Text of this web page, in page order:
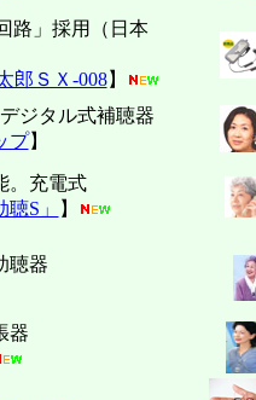
路」採用（日本
郎ＳＸ-008】
ジタル式補聴器
プ】
。充電式
S」 】
聴器
器